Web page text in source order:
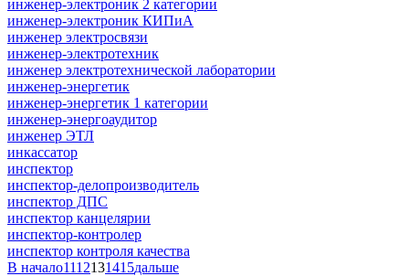
инженер-электроник 2 категории
инженер-электроник КИПиА
инженер электросвязи
инженер-электротехник
инженер электротехнической лаборатории
инженер-энергетик
инженер-энергетик 1 категории
инженер-энергоаудитор
инженер ЭТЛ
инкассатор
инспектор
инспектор-делопроизводитель
инспектор ДПС
инспектор канцелярии
инспектор-контролер
инспектор контроля качества
В начало1112131415дальше